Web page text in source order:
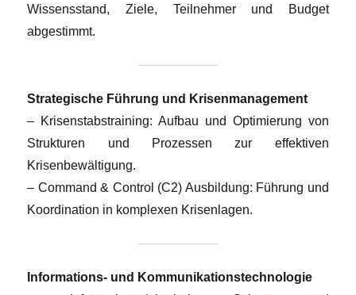
Wissensstand, Ziele, Teilnehmer und Budget
abgestimmt.
Strategische Führung und Krisenmanagement
– Krisenstabstraining: Aufbau und Optimierung von
Strukturen und Prozessen zur effektiven
Krisenbewältigung.
– Command & Control (C2) Ausbildung: Führung und
Koordination in komplexen Krisenlagen.
Informations- und Kommunikationstechnologie